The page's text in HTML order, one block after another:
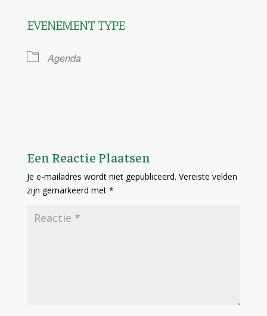
EVENEMENT TYPE
Agenda
Een Reactie Plaatsen
Je e-mailadres wordt niet gepubliceerd. Vereiste velden
zijn gemarkeerd met *